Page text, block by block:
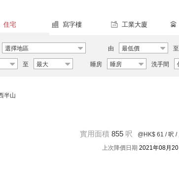
住宅 寫字樓 工業大廈
選擇地區 由 最低價 至
至 最大 睡房 睡房 洗手間
半山
實用面積 855 呎 @HK$ 61 / 呎 /
上次降價日期 2021年08月20